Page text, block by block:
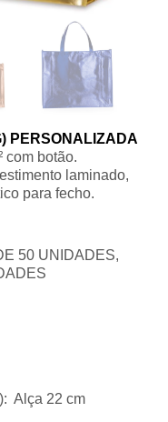
PERSONALIZADA
com botão.
laminado,
para fecho.
50 UNIDADES,
Alça 22 cm